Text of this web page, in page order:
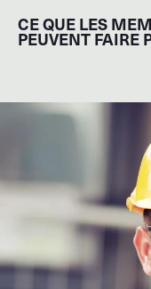
CE QUE LES
PEUVENT FAIRE